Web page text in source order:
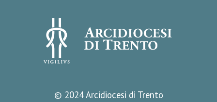
© 2024 Arcidiocesi di Trento